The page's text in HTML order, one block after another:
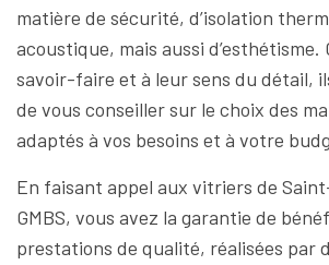
matière de sécurité, d’isolation
acoustique, mais aussi d’esthétisme.
savoir-faire et à leur sens du détail,
de vous conseiller sur le choix des
adaptés à vos besoins et à votre
En faisant appel aux vitriers de
GMBS, vous avez la garantie de
prestations de qualité, réalisées par